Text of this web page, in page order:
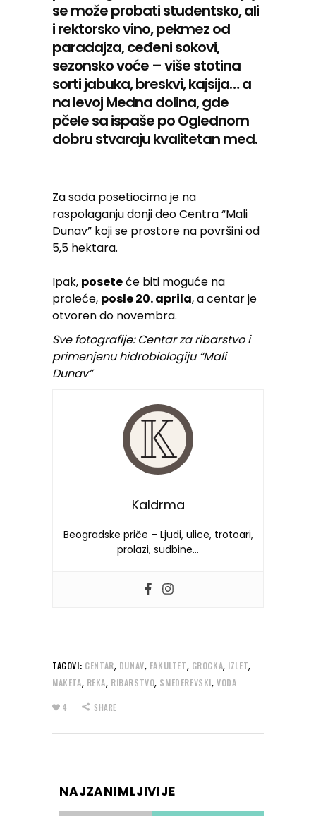
se može probati studentsko, ali
i rektorsko vino, pekmez od
paradajza, ceđeni sokovi,
sezonsko voće – više stotina
sorti jabuka, breskvi, kajsija… a
na levoj Medna dolina, gde
pčele sa ispaše po Oglednom
dobru stvaraju kvalitetan med.
Za sada posetiocima je na
raspolaganju donji deo Centra “Mali
Dunav” koji se prostore na površini od
5,5 hektara.
Ipak, poseteće biti moguće na
proleće, posle 20. aprila, a centar je
otvoren do novembra.
Sve fotografije: Centar za ribarstvo i
primenjenu hidrobiologiju “Mali
Dunav”
Kaldrma
Beogradske priče – Ljudi, ulice, trotoari,
prolazi, sudbine…
TAGOVI: CENTAR, DUNAV, FAKULTET, GROCKA, IZLET,
MAKETA, REKA, RIBARSTVO, SMEDEREVSKI,VODA
4 SHARE
NAJZANIMLJIVIJE